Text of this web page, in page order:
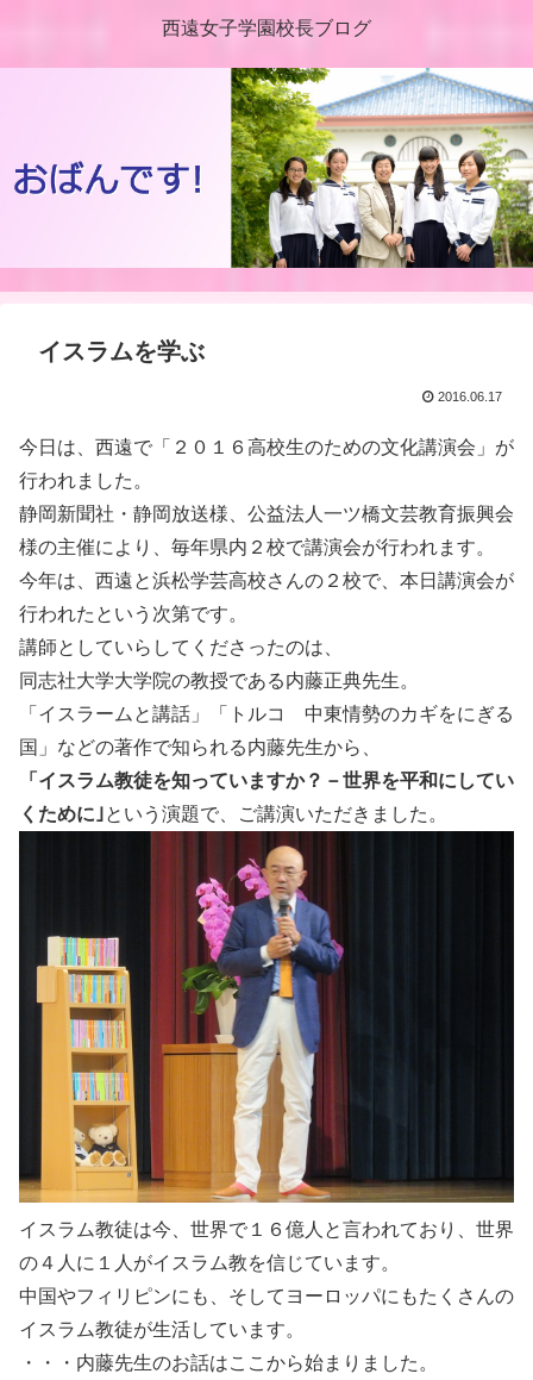
西遠女子学園校長ブログ
イスラムを学ぶ
2016.06.17
今日は、西遠で「２０１６高校生のための文化講演会」が
行われました。
静岡新聞社・静岡放送様、公益法人一ツ橋文芸教育振興会
様の主催により、毎年県内２校で講演会が行われます。
今年は、西遠と浜松学芸高校さんの２校で、本日講演会が
行われたという次第です。
講師としていらしてくださったのは、
同志社大学大学院の教授である内藤正典先生。
「イスラームと講話」「トルコ 中東情勢のカギをにぎる
国」などの著作で知られる内藤先生から、
「イスラム教徒を知っていますか？－世界を平和にしてい
くために｣という演題で、ご講演いただきました。
イスラム教徒は今、世界で１６億人と言われており、世界
の４人に１人がイスラム教を信じています。
中国やフィリピンにも、そしてヨーロッパにもたくさんの
イスラム教徒が生活しています。
・・・内藤先生のお話はここから始まりました。